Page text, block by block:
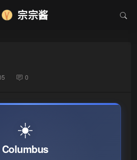
宗宗酱
0
☀️
Columbus